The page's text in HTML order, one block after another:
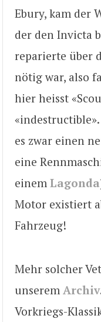
Ebury, kam der
der den Invicta
reparierte über
nötig war, also
hier heisst
es zwar einen
eine
einem Lagonda
Motor existiert
Fahrzeug!
Mehr solcher
unserem Archiv
Vorkriegs-